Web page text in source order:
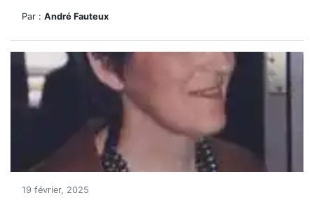
Par : André Fauteux
19 février, 2025